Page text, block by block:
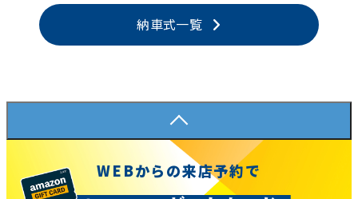
納車式一覧
WEBからの来店予約で